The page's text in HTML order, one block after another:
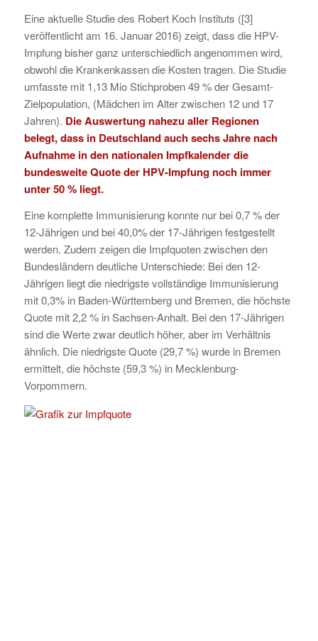
Eine aktuelle Studie des Robert Koch Instituts ([3]
veröffentlicht am 16. Januar 2016) zeigt, dass die HPV-
Impfung bisher ganz unterschiedlich angenommen wird,
obwohl die Krankenkassen die Kosten tragen. Die Studie
umfasste mit 1,13 Mio Stichproben 49 % der Gesamt-
Zielpopulation, (Mädchen im Alter zwischen 12 und 17
Jahren). Die Auswertung nahezu aller Regionen
belegt, dass in Deutschland auch sechs Jahre nach
Aufnahme in den nationalen Impfkalender die
bundesweite Quote der HPV-Impfung noch immer
unter 50 % liegt.
Eine komplette Immunisierung konnte nur bei 0,7 % der
12-Jährigen und bei 40,0% der 17-Jährigen festgestellt
werden. Zudem zeigen die Impfquoten zwischen den
Bundesländern deutliche Unterschiede: Bei den 12-
Jährigen liegt die niedrigste vollständige Immunisierung
mit 0,3% in Baden-Württemberg und Bremen, die höchste
Quote mit 2,2 % in Sachsen-Anhalt. Bei den 17-Jährigen
sind die Werte zwar deutlich höher, aber im Verhältnis
ähnlich. Die niedrigste Quote (29,7 %) wurde in Bremen
ermittelt, die höchste (59,3 %) in Mecklenburg-
Vorpommern.